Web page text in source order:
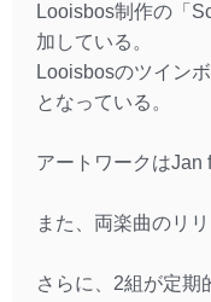
Looisbos制作の「
加している。
Looisbosのツイン
となっている。
アートワークはJan
また、両楽曲のリ
さらに、2組が定期